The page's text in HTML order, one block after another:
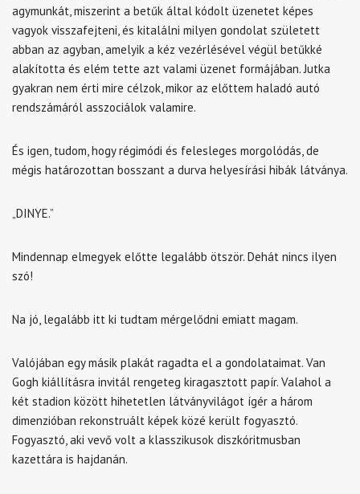
agymunkát, miszerint a betűk által kódolt üzenetet képes
vagyok visszafejteni, és kitalálni milyen gondolat született
abban az agyban, amelyik a kéz vezérlésével végül betűkké
alakította és elém tette azt valami üzenet formájában. Jutka
gyakran nem érti mire célzok, mikor az előttem haladó autó
rendszámáról asszociálok valamire.
És igen, tudom, hogy régimódi és felesleges morgolódás, de
mégis határozottan bosszant a durva helyesírási hibák látványa.
„DINYE.”
Mindennap elmegyek előtte legalább ötször. Dehát nincs ilyen
szó!
Na jó, legalább itt ki tudtam mérgelődni emiatt magam.
Valójában egy másik plakát ragadta el a gondolataimat. Van
Gogh kiállításra invitál rengeteg kiragasztott papír. Valahol a
két stadion között hihetetlen látványvilágot ígér a három
dimenzióban rekonstruált képek közé került fogyasztó.
Fogyasztó, aki vevő volt a klasszikusok diszkóritmusban
kazettára is hajdanán.